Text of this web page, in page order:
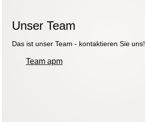
Unser Team
Das ist unser Team - kontaktieren Sie uns!
Team apm